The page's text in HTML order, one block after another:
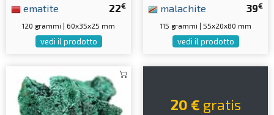
22€
ematite
120 grammi | 60x35x25 mm
vedi il prodotto
39€
malachite
115 grammi | 55x20x80 mm
vedi il prodotto
20 € gratis